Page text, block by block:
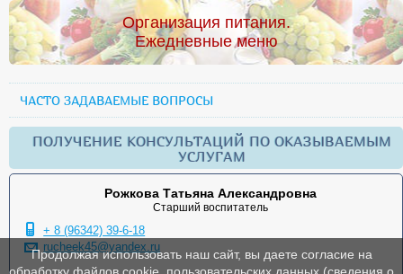
Организация питания.
Ежедневные меню
ЧАСТО ЗАДАВАЕМЫЕ ВОПРОСЫ
ПОЛУЧЕНИЕ КОНСУЛЬТАЦИЙ ПО ОКАЗЫВАЕМЫМ
УСЛУГАМ
Рожкова Татьяна Александровна
Старший воспитатель
+ 8 (96342) 39-6-18
rucheek45@yandex.ru
Продолжая использовать наш сайт, вы даете согласие на